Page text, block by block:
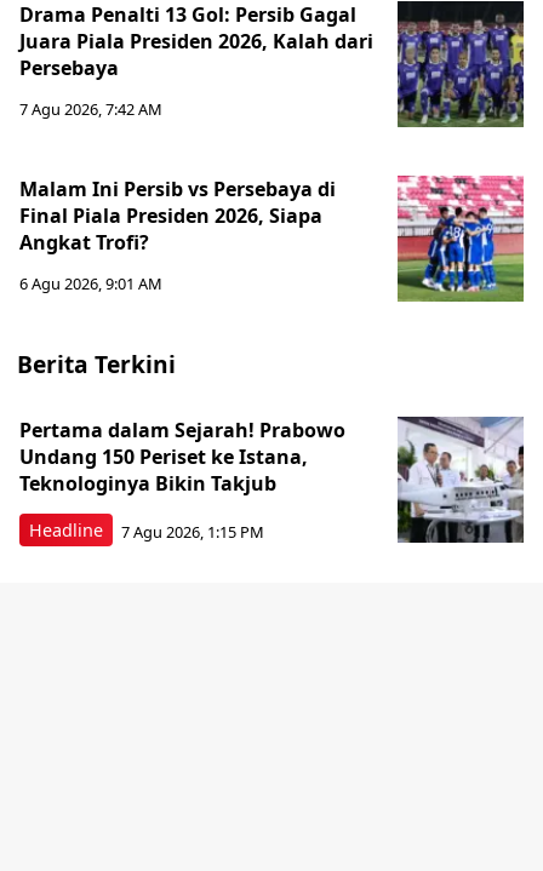
Drama Penalti 13 Gol: Persib Gagal
Juara Piala Presiden 2026, Kalah dari
Persebaya
7 Agu 2026, 7:42 AM
Malam Ini Persib vs Persebaya di
Final Piala Presiden 2026, Siapa
Angkat Trofi?
6 Agu 2026, 9:01 AM
Berita Terkini
Headline
Pertama dalam Sejarah! Prabowo
Undang 150 Periset ke Istana,
Teknologinya Bikin Takjub
7 Agu 2026, 1:15 PM